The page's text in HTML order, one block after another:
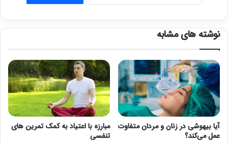
نوشته های مشابه
آیا بیهوشی در زنان و مردان متفاوت
عمل می‌کند؟
مبارزه با اعتیاد به کمک تمرین های
تنفسی